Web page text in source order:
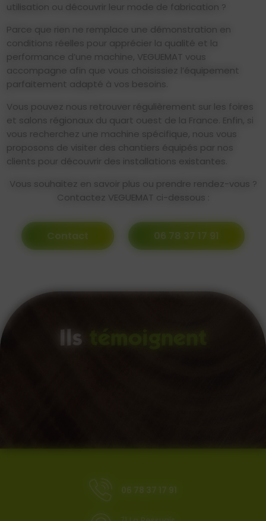
utilisation ou découvrir leur mode de fabrication ?
Parce que rien ne remplace une démonstration en
conditions réelles pour apprécier la qualité et la
performance d’une machine, VEGUEMAT vous
accompagne afin que vous choisissiez l’équipement
parfaitement adapté à vos besoins.
Vous pouvez nous retrouver régulièrement sur les foires
et salons régionaux du quart ouest de la France. Enfin, si
vous recherchez une machine spécifique, nous vous
proposons de visiter des chantiers équipés par nos
clients pour découvrir des installations existantes.
Vous souhaitez en savoir plus ou prendre rendez-vous ?
Contactez VEGUEMAT ci-dessous :
Contact 06 78 37 17 91
Ils
06 78 37 17 91